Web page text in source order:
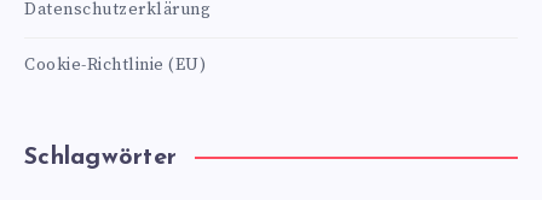
Datenschutzerklärung
Cookie-Richtlinie (EU)
Schlagwörter